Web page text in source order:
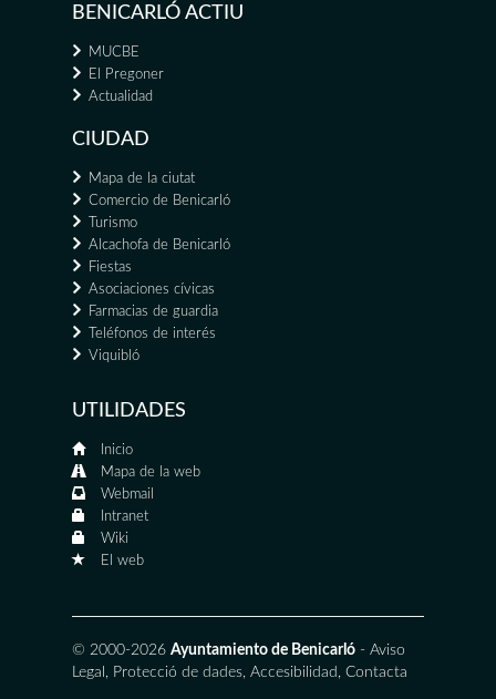
BENICARLÓ ACTIU
MUCBE
El Pregoner
Actualidad
CIUDAD
Mapa de la ciutat
Comercio de Benicarló
Turismo
Alcachofa de Benicarló
Fiestas
Asociaciones cívicas
Farmacias de guardia
Teléfonos de interés
Viquibló
UTILIDADES
Inicio
Mapa de la web
Webmail
Intranet
Wiki
El web
© 2000-2026 Ayuntamiento de Benicarló - Aviso
Legal , Protecció de dades, Accesibilidad , Contacta